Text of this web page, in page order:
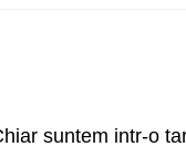
suntem intr-o